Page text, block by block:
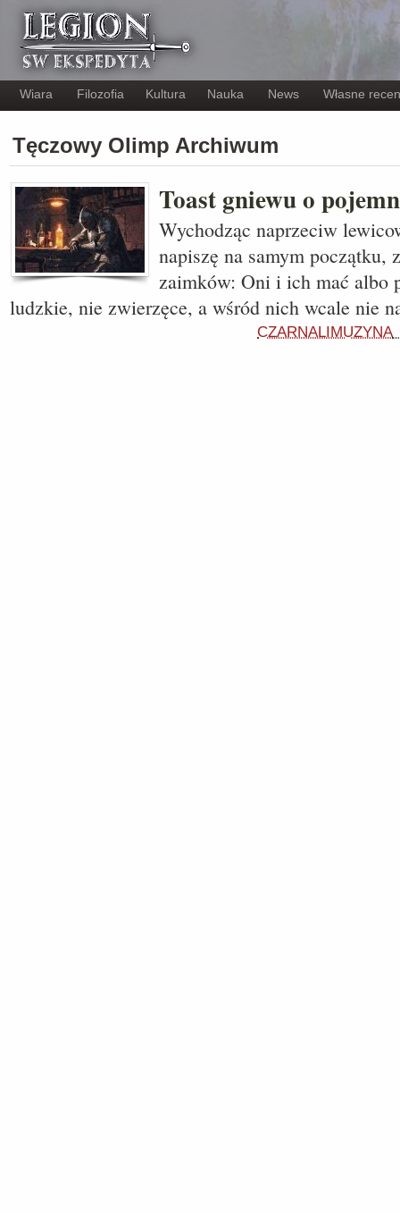
Wiara Filozofia Kultura Nauka News Własne
Tęczowy Olimp Archiwum
Toast gniewu o
Wychodząc naprzeciw
napiszę na samym początku,
zaimków: Oni i ich mać albo
ludzkie, nie zwierzęce, a wśród nich wcale nie
CZARNALIMUZYNA